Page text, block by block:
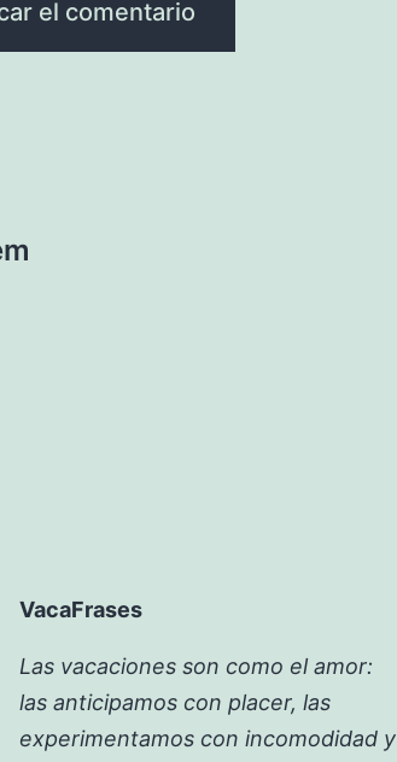
VacaFrases
Las vacaciones son como el amor:
las anticipamos con placer, las
experimentamos con incomodidad y